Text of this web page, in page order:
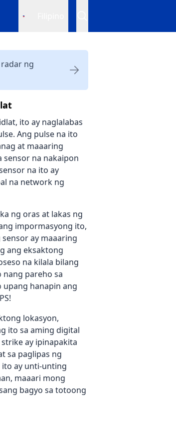
ng
ito ay naglalabas
Ang pulse na ito
at maaaring
sensor na nakaipon
na ito ay
na network ng
ng oras at lakas ng
impormasyong ito,
ay maaaring
ang eksaktong
na kilala bilang
pareho sa
hanapin ang
lokasyon,
ito sa aming digital
ay ipinapakita
sa paglipas ng
ay unti-unting
maaari mong
bagyo sa totoong